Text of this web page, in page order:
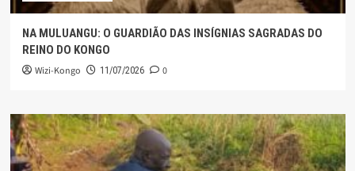
NA MULUANGU: O GUARDIÃO DAS INSÍGNIAS SAGRADAS DO
REINO DO KONGO
Wizi-Kongo 11/07/2026 0